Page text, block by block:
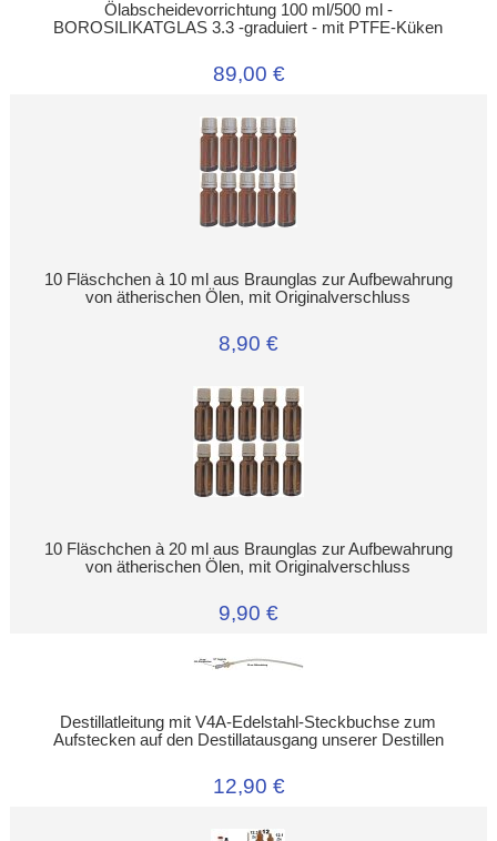
Ölabscheidevorrichtung 100 ml/500 ml -
BOROSILIKATGLAS 3.3 -graduiert - mit PTFE-Küken
89,00 €
10 Fläschchen à 10 ml aus Braunglas zur Aufbewahrung
von ätherischen Ölen, mit Originalverschluss
8,90 €
10 Fläschchen à 20 ml aus Braunglas zur Aufbewahrung
von ätherischen Ölen, mit Originalverschluss
9,90 €
Destillatleitung mit V4A-Edelstahl-Steckbuchse zum
Aufstecken auf den Destillatausgang unserer Destillen
12,90 €